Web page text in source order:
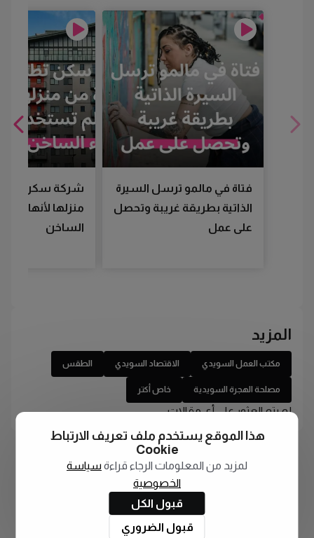
فتاة في مالمو ترسل السيرة
الذاتية بطريقة غريبة وتحصل
على عمل
شركة سكن
منزلها لأنها لم
الساخن
المزيد
مكتب العمل السويدي الاقتصاد السويدي الطقس
مصلحة الهجرة السويدية خاص أكتر
لم يتم العثور على أي مقالات
هذا الموقع يستخدم ملف تعريف الارتباط
Cookie
لمزيد من المعلومات الرجاء قراءة سياسة
الخصوصية
قبول الكل
قبول الضروري